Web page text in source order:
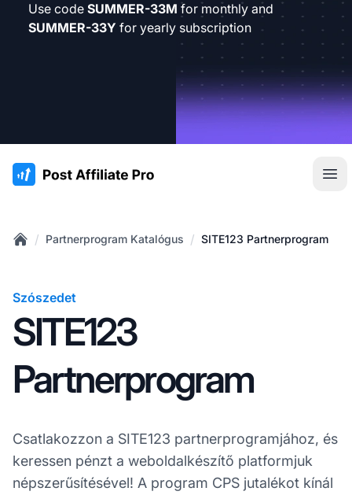
Use code SUMMER-33M for monthly and
SUMMER-33Y for yearly subscription
:site.title
/ Partnerprogram Katalógus / SITE123 Partnerprogram
Szószedet
SITE123
Partnerprogram
Csatlakozzon a SITE123 partnerprogramjához, és
keressen pénzt a weboldalkészítő platformjuk
népszerűsítésével! A program CPS jutalékot kínál